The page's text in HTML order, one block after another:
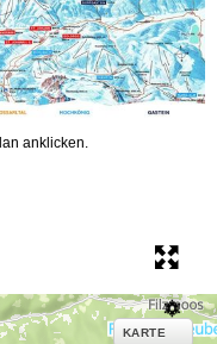
anklicken.
KARTE